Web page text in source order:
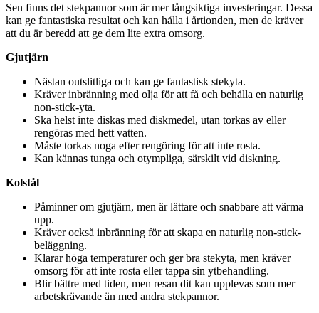
Sen finns det stekpannor som är mer långsiktiga investeringar. Dessa
kan ge fantastiska resultat och kan hålla i årtionden, men de kräver
att du är beredd att ge dem lite extra omsorg.
Gjutjärn
Nästan outslitliga och kan ge fantastisk stekyta.
Kräver inbränning med olja för att få och behålla en naturlig
non-stick-yta.
Ska helst inte diskas med diskmedel, utan torkas av eller
rengöras med hett vatten.
Måste torkas noga efter rengöring för att inte rosta.
Kan kännas tunga och otympliga, särskilt vid diskning.
Kolstål
Påminner om gjutjärn, men är lättare och snabbare att värma
upp.
Kräver också inbränning för att skapa en naturlig non-stick-
beläggning.
Klarar höga temperaturer och ger bra stekyta, men kräver
omsorg för att inte rosta eller tappa sin ytbehandling.
Blir bättre med tiden, men resan dit kan upplevas som mer
arbetskrävande än med andra stekpannor.